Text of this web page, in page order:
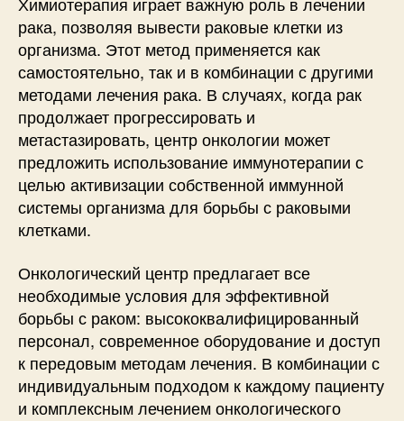
рака, позволяя вывести раковые клетки из
организма. Этот метод применяется как
самостоятельно, так и в комбинации с другими
методами лечения рака. В случаях, когда рак
продолжает прогрессировать и
метастазировать, центр онкологии может
предложить использование иммунотерапии с
целью активизации собственной иммунной
системы организма для борьбы с раковыми
клетками.
Онкологический центр предлагает все
необходимые условия для эффективной
борьбы с раком: высококвалифицированный
персонал, современное оборудование и доступ
к передовым методам лечения. В комбинации с
индивидуальным подходом к каждому пациенту
и комплексным лечением онкологического